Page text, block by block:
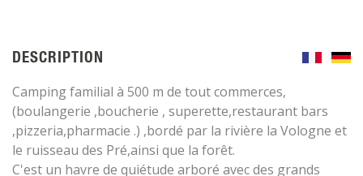
DESCRIPTION
Camping familial à 500 m de tout commerces,
(boulangerie ,boucherie , superette,restaurant bars
,pizzeria,pharmacie .) ,bordé par la rivière la Vologne et
le ruisseau des Pré,ainsi que la forêt.
C'est un havre de quiétude arboré avec des grands